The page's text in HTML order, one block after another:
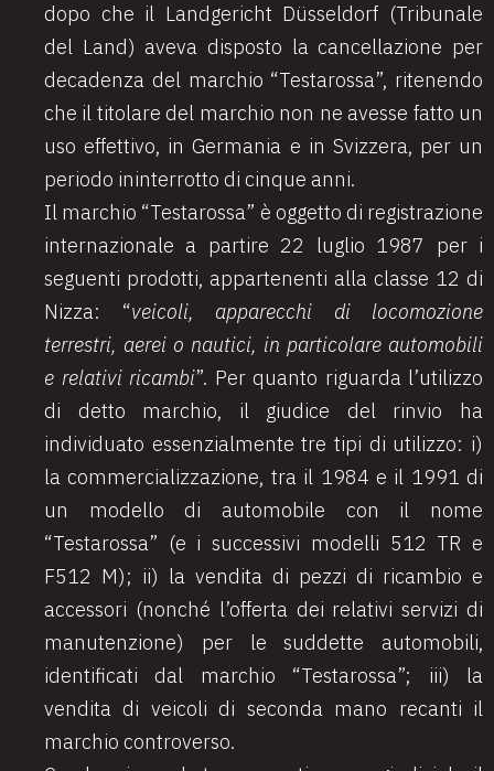
dopo che il Landgericht Düsseldorf (Tribunale
del Land) aveva disposto la cancellazione per
decadenza del marchio “Testarossa”, ritenendo
che il titolare del marchio non ne avesse fatto un
uso effettivo, in Germania e in Svizzera, per un
periodo ininterrotto di cinque anni.
Il marchio “Testarossa” è oggetto di registrazione
internazionale a partire 22 luglio 1987 per i
seguenti prodotti, appartenenti alla classe 12 di
Nizza: “veicoli, apparecchi di locomozione
terrestri, aerei o nautici, in particolare automobili
e relativi ricambi”. Per quanto riguarda l’utilizzo
di detto marchio, il giudice del rinvio ha
individuato essenzialmente tre tipi di utilizzo: i)
la commercializzazione, tra il 1984 e il 1991 di
un modello di automobile con il nome
“Testarossa” (e i successivi modelli 512 TR e
F512 M); ii) la vendita di pezzi di ricambio e
accessori (nonché l’offerta dei relativi servizi di
manutenzione) per le suddette automobili,
identificati dal marchio “Testarossa”; iii) la
vendita di veicoli di seconda mano recanti il
marchio controverso.